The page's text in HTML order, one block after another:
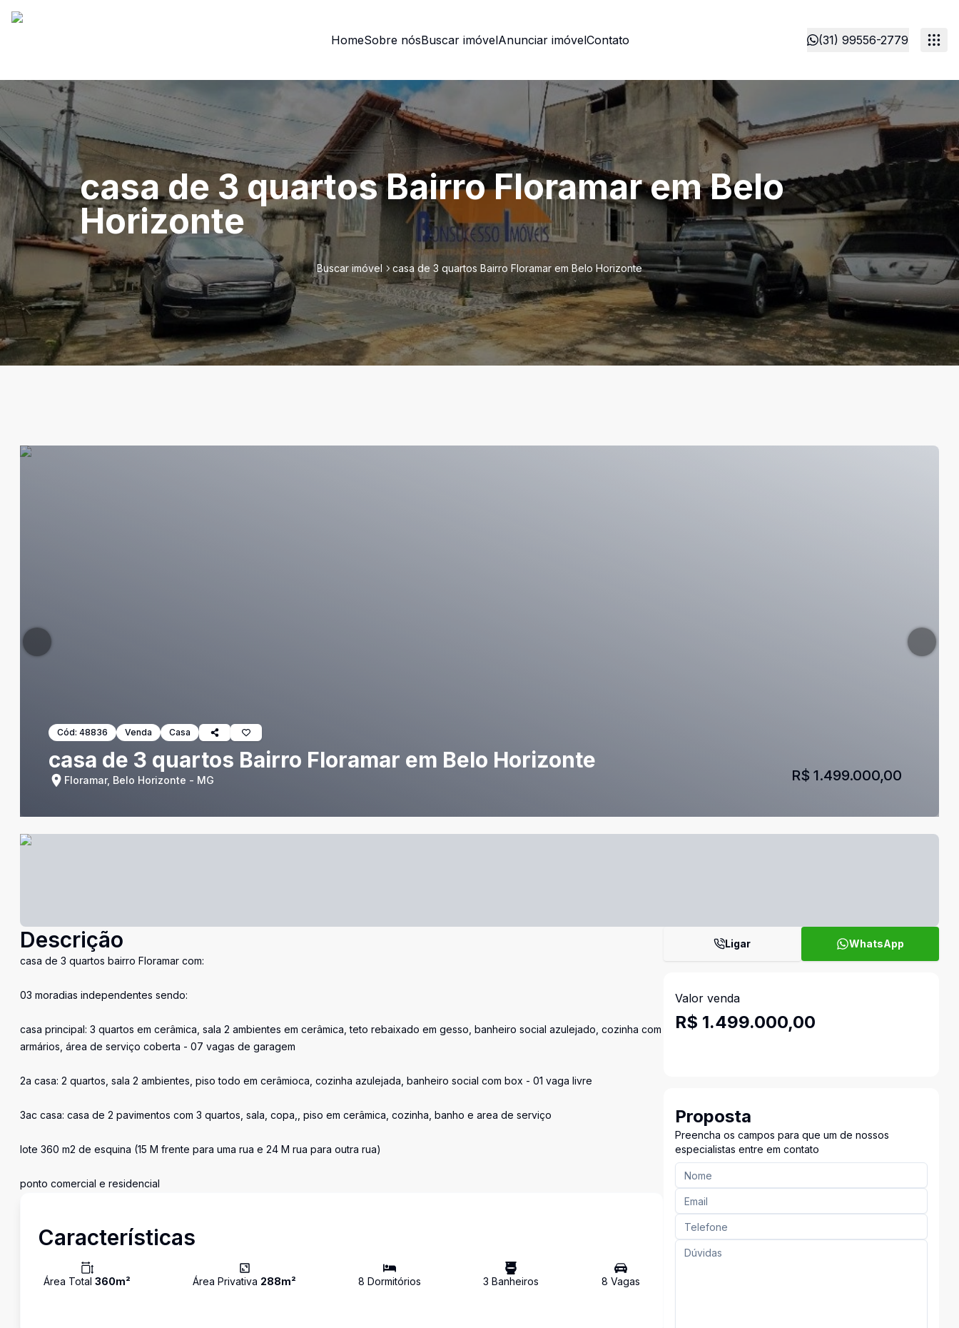
HomeSobre nósBuscar imóvelAnunciar imóvelContato (31) 99556-2779
casa de 3 quartos Bairro Floramar em Belo
Horizonte
Buscar imóvel casa de 3 quartos Bairro Floramar em Belo Horizonte
Cód: 48836 Venda Casa
casa de 3 quartos Bairro Floramar em Belo Horizonte
Floramar, Belo Horizonte - MG R$ 1.499.000,00
Descrição
casa de 3 quartos bairro Floramar com:
03 moradias independentes sendo:
casa principal: 3 quartos em cerâmica, sala 2 ambientes em cerâmica, teto rebaixado em gesso, banheiro social azulejado, cozinha com
armários, área de serviço coberta - 07 vagas de garagem
2a casa: 2 quartos, sala 2 ambientes, piso todo em cerâmioca, cozinha azulejada, banheiro social com box - 01 vaga livre
3ac casa: casa de 2 pavimentos com 3 quartos, sala, copa,, piso em cerâmica, cozinha, banho e area de serviço
lote 360 m2 de esquina (15 M frente para uma rua e 24 M rua para outra rua)
ponto comercial e residencial
Características
Área Total 360m² Área Privativa 288m² 8 Dormitórios 3 Banheiros 8 Vagas
Ligar WhatsApp
Valor venda
R$ 1.499.000,00
Proposta
Preencha os campos para que um de nossos
especialistas entre em contato